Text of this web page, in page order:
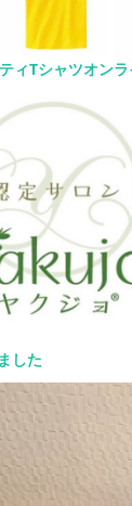
ィTシャツオン
した